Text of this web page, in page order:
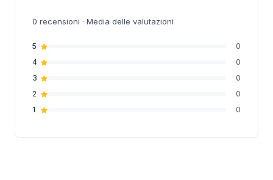
0 recensioni · Media delle valutazioni
5
0
4
0
3
0
2
0
1
0